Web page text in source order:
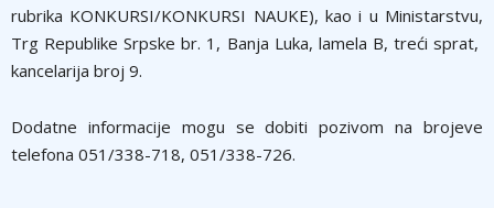
rubrika KONKURSI/KONKURSI NAUKE), kao i u Ministarstvu,
Trg Republike Srpske br. 1, Banja Luka, lamela B, treći sprat,
kancelarija broj 9.
Dodatne informacije mogu se dobiti pozivom na brojeve
telefona 051/338-718, 051/338-726.